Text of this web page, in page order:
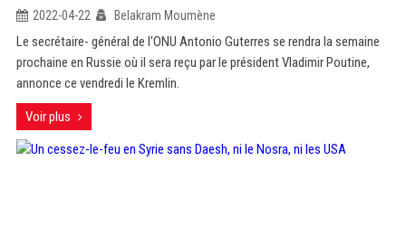
2022-04-22 Belakram Moumène
Le secrétaire- général de l'ONU Antonio Guterres se rendra la semaine
prochaine en Russie où il sera reçu par le président Vladimir Poutine,
annonce ce vendredi le Kremlin.
Voir plus